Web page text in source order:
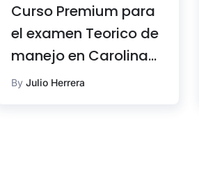
Curso Premium para
el examen Teorico de
manejo en Carolina
del Norte
By Julio Herrera